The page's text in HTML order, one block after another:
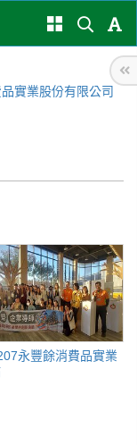
實業股份有限公司